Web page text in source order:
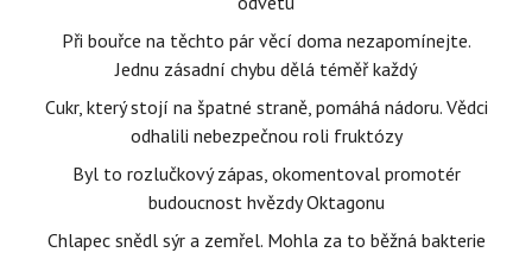
Při bouřce na těchto pár věcí doma nezapomínejte.
Jednu zásadní chybu dělá téměř každý
Cukr, který stojí na špatné straně, pomáhá nádoru. Vědci
odhalili nebezpečnou roli fruktózy
Byl to rozlučkový zápas, okomentoval promotér
budoucnost hvězdy Oktagonu
Chlapec snědl sýr a zemřel. Mohla za to běžná bakterie